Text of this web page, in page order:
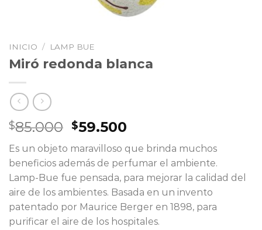
INICIO / LAMP BUE
Miró redonda blanca
$85.000 El
precio
original
era:
$85.000.
$59.500
precio
actual
es:
$59.500.
Es un objeto maravilloso que brinda muchos
beneficios además de perfumar el ambiente.
Lamp-Bue fue pensada, para mejorar la calidad del
aire de los ambientes. Basada en un invento
patentado por Maurice Berger en 1898, para
purificar el aire de los hospitales.